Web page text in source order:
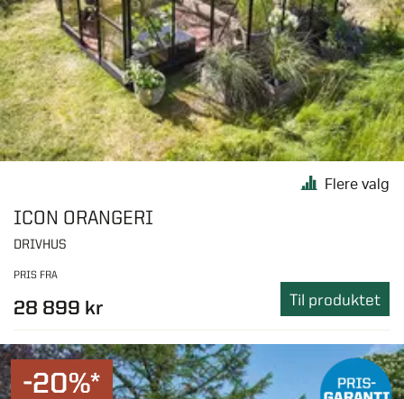
Flere valg
ICON ORANGERI
DRIVHUS
PRIS FRA
28 899 kr Til produktet
-20%*